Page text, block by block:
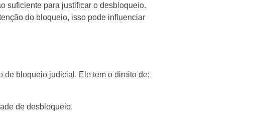
suficiente para justificar o desbloqueio.
do bloqueio, isso pode influenciar
de bloqueio judicial. Ele tem o direito de:
de desbloqueio.